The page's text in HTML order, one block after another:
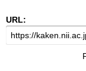
URL: